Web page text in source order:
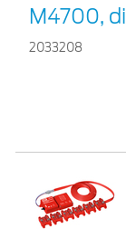
M4700,
2033208